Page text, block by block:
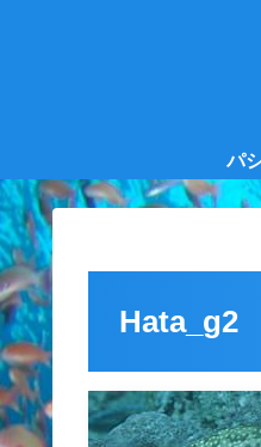
パ
Hata_g2